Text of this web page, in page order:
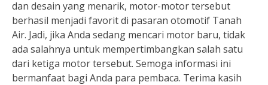
dan desain yang menarik, motor-motor tersebut
berhasil menjadi favorit di pasaran otomotif Tanah
Air. Jadi, jika Anda sedang mencari motor baru, tidak
ada salahnya untuk mempertimbangkan salah satu
dari ketiga motor tersebut. Semoga informasi ini
bermanfaat bagi Anda para pembaca. Terima kasih